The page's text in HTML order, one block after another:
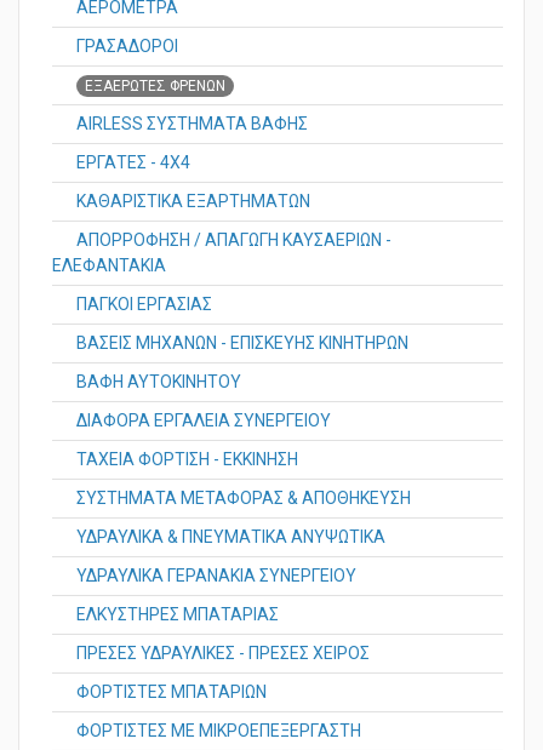
ΑΕΡΟΜΕΤΡΑ
ΓΡΑΣΑΔΟΡΟΙ
ΕΞΑΕΡΩΤΕΣ ΦΡΕΝΩΝ
AIRLESS ΣΥΣΤΗΜΑΤΑ ΒΑΦΗΣ
ΕΡΓΑΤΕΣ - 4X4
ΚΑΘΑΡΙΣΤΙΚΑ ΕΞΑΡΤΗΜΑΤΩΝ
ΑΠΟΡΡΟΦΗΣΗ / ΑΠΑΓΩΓΗ ΚΑΥΣΑΕΡΙΩΝ -
ΕΛΕΦΑΝΤΑΚΙΑ
ΠΑΓΚΟΙ ΕΡΓΑΣΙΑΣ
ΒΑΣΕΙΣ ΜΗΧΑΝΩΝ - ΕΠΙΣΚΕΥΗΣ ΚΙΝΗΤΗΡΩΝ
ΒΑΦΗ ΑΥΤΟΚΙΝΗΤΟΥ
ΔΙΑΦΟΡΑ ΕΡΓΑΛΕΙΑ ΣΥΝΕΡΓΕΙΟΥ
ΤΑΧΕΙΑ ΦΟΡΤΙΣΗ - ΕΚΚΙΝΗΣΗ
ΣΥΣΤΗΜΑΤΑ ΜΕΤΑΦΟΡΑΣ & ΑΠΟΘΗΚΕΥΣΗ
ΥΔΡΑΥΛΙΚΑ & ΠΝΕΥΜΑΤΙΚΑ ΑΝΥΨΩΤΙΚΑ
ΥΔΡΑΥΛΙΚΑ ΓΕΡΑΝΑΚΙΑ ΣΥΝΕΡΓΕΙΟΥ
ΕΛΚΥΣΤΗΡΕΣ ΜΠΑΤΑΡΙΑΣ
ΠΡΕΣΕΣ ΥΔΡΑΥΛΙΚΕΣ - ΠΡΕΣΕΣ ΧΕΙΡΟΣ
ΦΟΡΤΙΣΤΕΣ ΜΠΑΤΑΡΙΩΝ
ΦΟΡΤΙΣΤΕΣ ΜΕ ΜΙΚΡΟΕΠΕΞΕΡΓΑΣΤΗ